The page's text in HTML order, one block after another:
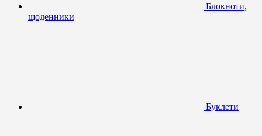
Блокноти,
щоденники
Буклети